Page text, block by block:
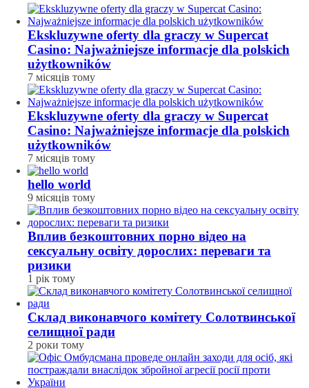
Ekskluzywne oferty dla graczy w Supercat
Casino: Najważniejsze informacje dla polskich
użytkowników
7 місяців тому
Ekskluzywne oferty dla graczy w Supercat
Casino: Najważniejsze informacje dla polskich
użytkowników
7 місяців тому
hello world
9 місяців тому
Вплив безкоштовних порно відео на
сексуальну освіту дорослих: переваги та
ризики
1 рік тому
Склад виконавчого комітету Солотвинської
селищної ради
2 роки тому